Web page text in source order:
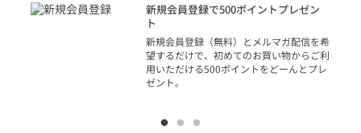
新規会員登録で500ポイントプレゼン
ト
新規会員登録（無料）とメルマガ配信を希
望するだけで、初めてのお買い物からご利
用いただける500ポイントをどーんとプレ
ゼント。